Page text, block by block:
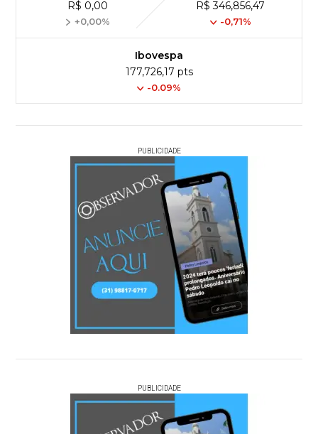
R$ 0,00
+0,00%
R$ 346,856,47
-0,71%
Ibovespa
177,726,17 pts
-0.09%
PUBLICIDADE
PUBLICIDADE